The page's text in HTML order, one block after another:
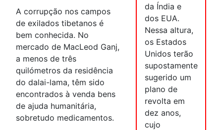
da Índia e
dos EUA.
Nessa altura,
os Estados
Unidos terão
supostamente
sugerido um
plano de
revolta em
dez anos,
cujo
A corrupção nos campos
de exilados tibetanos é
bem conhecida. No
mercado de MacLeod Ganj,
a menos de três
quilómetros da residência
do dalai-lama, têm sido
encontrados à venda bens
de ajuda humanitária,
sobretudo medicamentos.